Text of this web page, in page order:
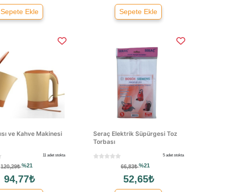
Sepete Ekle Sepete Ekle
ve Kahve Makinesi
11 adet stokta
120,29₺%21
94,77₺
Seraç Elektrik Süpürgesi Toz
Torbası
5 adet stokta
66,83₺%21
52,65₺